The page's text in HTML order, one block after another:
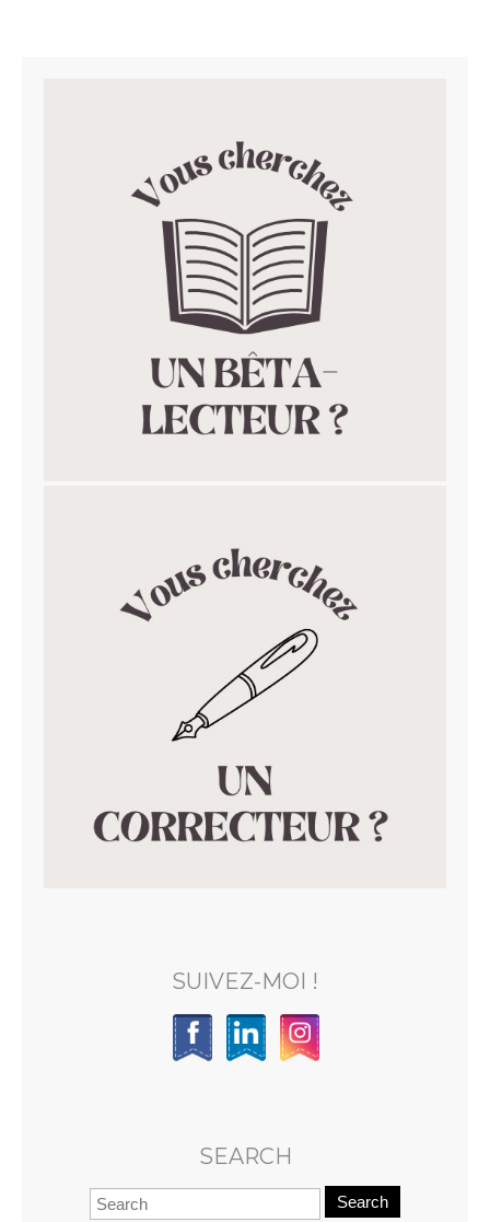
SUIVEZ-MOI !
SEARCH
Search